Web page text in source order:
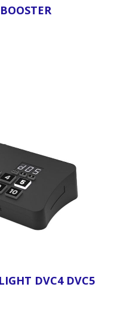
DVC4 DVC5